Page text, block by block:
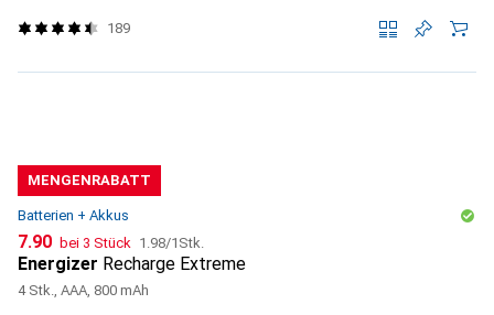
189
MENGENRABATT
Batterien + Akkus
CHF
7.90 bei 3 Stück CHF
1.98/1Stk.
Energizer Recharge Extreme
4 Stk., AAA, 800 mAh